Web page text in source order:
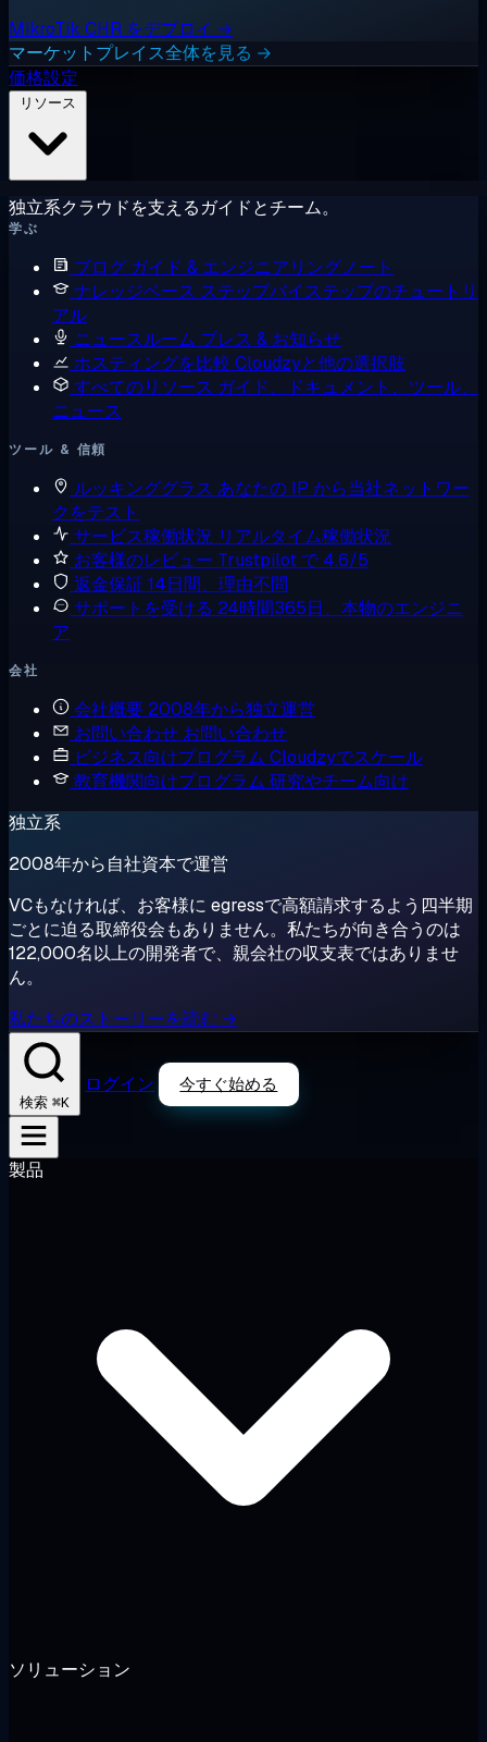
MikroTik CHR をデプロイ →
マーケットプレイス全体を見る →
価格設定
独立系クラウドを支えるガイドとチーム。
学ぶ
ブログ ガイド & エンジニアリングノート
ナレッジベース ステップバイステップのチュートリ
アル
ニュースルーム プレス & お知らせ
ホスティングを比較 Cloudzyと他の選択肢
すべてのリソース ガイド、ドキュメント、ツール、
ニュース
ツール & 信頼
ルッキンググラス あなたの IP から当社ネットワー
クをテスト
サービス稼働状況 リアルタイム稼働状況
お客様のレビュー Trustpilot で 4.6/5
返金保証 14日間、理由不問
サポートを受ける 24時間365日、本物のエンジニ
ア
会社
会社概要 2008年から独立運営
お問い合わせ お問い合わせ
ビジネス向けプログラム Cloudzyでスケール
教育機関向けプログラム 研究やチーム向け
独立系
2008年から自社資本で運営
VCもなければ、お客様に egressで高額請求するよう四半期
ごとに迫る取締役会もありません。私たちが向き合うのは
122,000名以上の開発者で、親会社の収支表ではありませ
ん。
私たちのストーリーを読む →
検索 ⌘K
ログイン 今すぐ始める
製品
ソリューション